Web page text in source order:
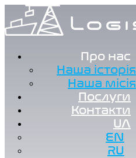
Про нас
Наша історія
Наша місія
Послуги
Контакти
UA
EN
RU